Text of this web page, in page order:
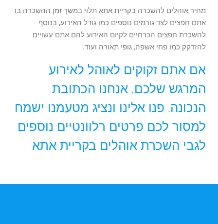
מחיר אוהלים להשכרה בקריית אתא תלוי במשך זמן ההשכרה בו
אתם חפצים לצד גורמים נוספים כמו גודל האירוע, בנוסף
להשכרת חפצים הכרחיים לקיום האירוע להם אתם עשויים
להזדקק כמו פחי אשפה, גופי תאורה ועוד.
אם אתם זקוקים לאוהל לאירוע
המרגש שלכם, אנחנו הכתובת
הנכונה. פנו אלינו ונציג מטעמנו ישמח
למסור לכם פרטים רלוונטיים נוספים
לגבי השכרת אוהלים בקריית אתא